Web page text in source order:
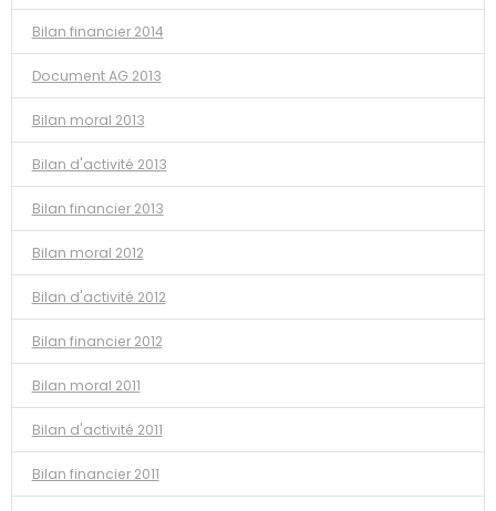
Bilan financier 2014
Document AG 2013
Bilan moral 2013
Bilan d'activité 2013
Bilan financier 2013
Bilan moral 2012
Bilan d'activité 2012
Bilan financier 2012
Bilan moral 2011
Bilan d'activité 2011
Bilan financier 2011